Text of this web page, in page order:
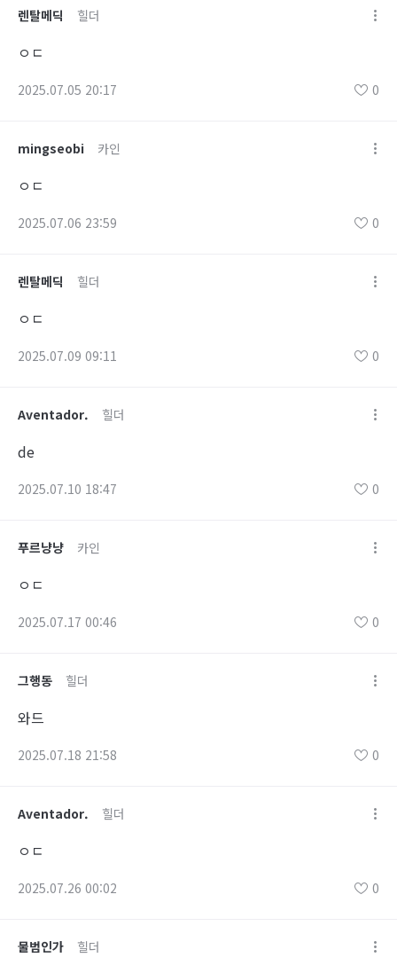
렌탈메딕 힐더
ㅇㄷ
2025.07.05 20:17 0
mingseobi 카인
ㅇㄷ
2025.07.06 23:59 0
렌탈메딕 힐더
ㅇㄷ
2025.07.09 09:11 0
Aventador. 힐더
de
2025.07.10 18:47 0
푸르냥냥 카인
ㅇㄷ
2025.07.17 00:46 0
그행동 힐더
와드
2025.07.18 21:58 0
Aventador. 힐더
ㅇㄷ
2025.07.26 00:02 0
물범인가 힐더